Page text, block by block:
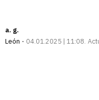
a. g.
León
04.01.2025 | 11:08